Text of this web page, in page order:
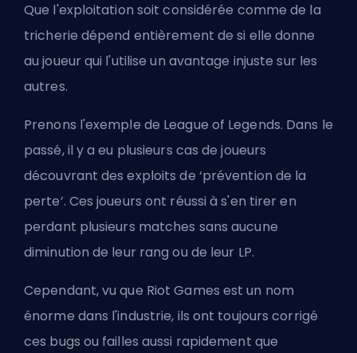
Que l'exploitation soit considérée comme de la
tricherie dépend entièrement de si elle donne
au joueur qui l'utilise un avantage injuste sur les
autres.
Prenons l'exemple de League of Legends. Dans le
passé, il y a eu plusieurs cas de joueurs
découvrant des exploits de ‘prévention de la
perte’. Ces joueurs ont réussi à s'en tirer en
perdant plusieurs matches sans aucune
diminution de leur rang ou de leur LP.
Cependant, vu que Riot Games est un nom
énorme dans l'industrie, ils ont toujours corrigé
ces bugs ou failles aussi rapidement que